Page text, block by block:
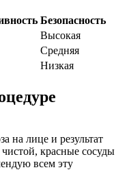
Безопасность
Высокая
Средняя
Низкая
на лице и результат
красные сосуды
всем эту